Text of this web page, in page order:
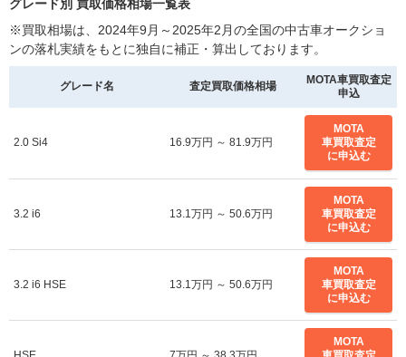
グレード別 買取価格相場一覧表
※買取相場は、2024年9月～2025年2月の全国の中古車オークショ
ンの落札実績をもとに独自に補正・算出しております。
グレード名 査定買取価格相場
MOTA車買取査定
申込
2.0 Si4 16.9万円 ～ 81.9万円
MOTA
車買取査定
に申込む
3.2 i6 13.1万円 ～ 50.6万円
MOTA
車買取査定
に申込む
3.2 i6 HSE 13.1万円 ～ 50.6万円
MOTA
車買取査定
に申込む
MOTA